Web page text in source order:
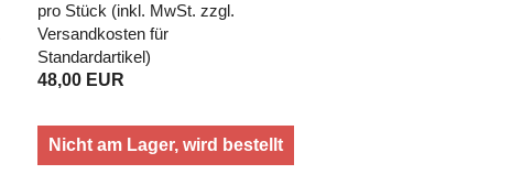
pro Stück (inkl. MwSt. zzgl.
Versandkosten für
Standardartikel)
48,00 EUR
Nicht am Lager, wird bestellt